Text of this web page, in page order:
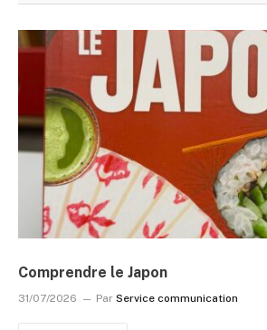
Comprendre le Japon
31/07/2026 Par Service communication